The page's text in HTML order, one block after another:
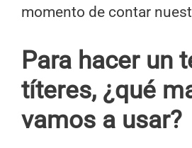
momento de contar
Para hacer un
títeres, ¿qué
vamos a usar?